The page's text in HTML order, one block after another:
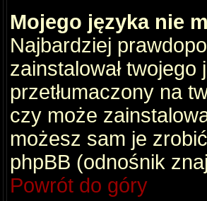
Mojego języka nie
Najbardziej
zainstalował
przetłumaczony na
czy może
możesz sam je
phpBB (odnośnik
Powrót do góry